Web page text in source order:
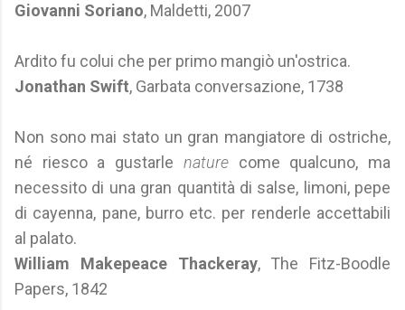
Giovanni Soriano, Maldetti, 2007
Ardito fu colui che per primo mangiò un'ostrica.
Jonathan Swift, Garbata conversazione, 1738
Non sono mai stato un gran mangiatore di ostriche,
né riesco a gustarle nature come qualcuno, ma
necessito di una gran quantità di salse, limoni, pepe
di cayenna, pane, burro etc. per renderle accettabili
al palato.
William Makepeace Thackeray, The Fitz-Boodle
Papers, 1842